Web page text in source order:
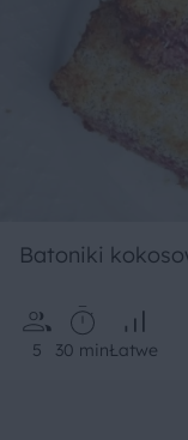
Batoniki
5 30 minŁatwe